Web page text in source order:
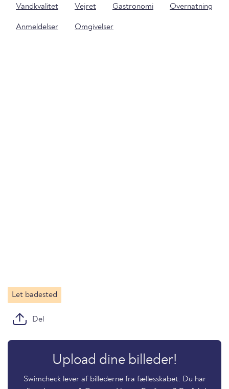
Vandkvalitet Vejret Gastronomi Overnatning
Anmeldelser Omgivelser
Let badested
Del
Upload dine billeder!
Swimcheck lever af billederne fra fællesskabet. Du har